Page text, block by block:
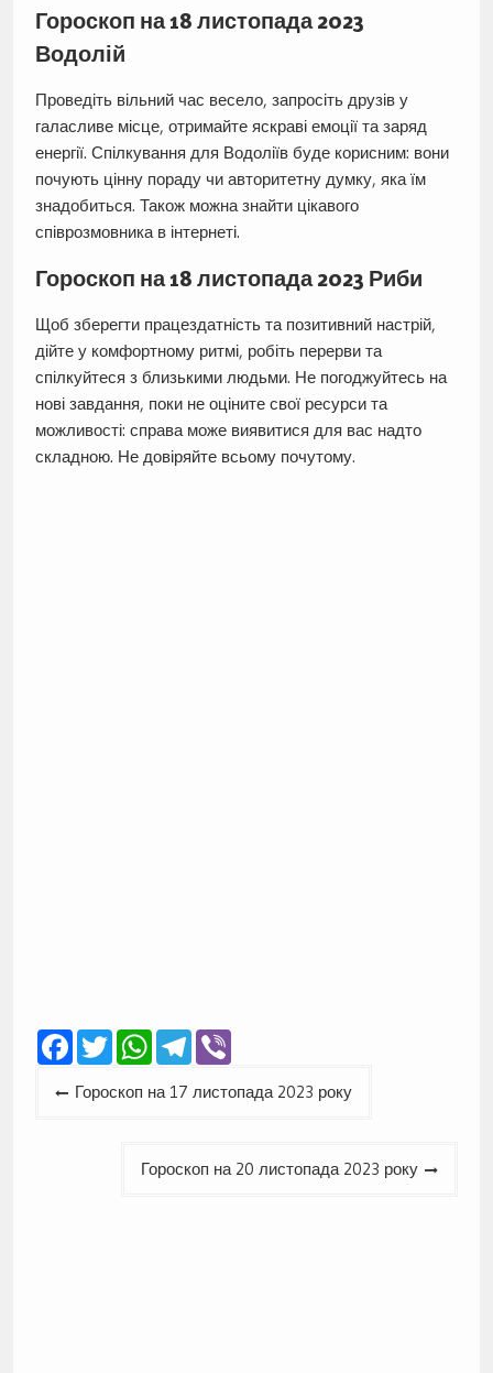
Гороскоп на 18 листопада 2023
Водолій
Проведіть вільний час весело, запросіть друзів у
галасливе місце, отримайте яскраві емоції та заряд
енергії. Спілкування для Водоліїв буде корисним: вони
почують цінну пораду чи авторитетну думку, яка їм
знадобиться. Також можна знайти цікавого
співрозмовника в інтернеті.
Гороскоп на 18 листопада 2023 Риби
Щоб зберегти працездатність та позитивний настрій,
дійте у комфортному ритмі, робіть перерви та
спілкуйтеся з близькими людьми. Не погоджуйтесь на
нові завдання, поки не оціните свої ресурси та
можливості: справа може виявитися для вас надто
складною. Не довіряйте всьому почутому.
Facebook
TwitterWhatsApp
Telegram
Viber
Навігація
Гороскоп на 17 листопада 2023 року
Гороскоп на 20 листопада 2023 року